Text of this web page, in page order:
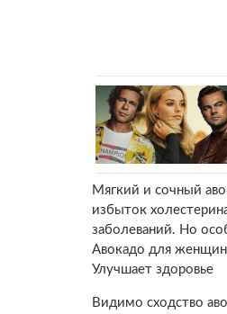
Мягкий и сочный
избыток
заболеваний. Но
Авокадо для женщин
Улучшает здоровье
Видимо сходство